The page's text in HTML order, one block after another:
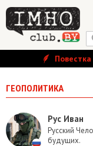
Повестка
ГЕОПОЛИТИКА
Рус Иван
Русский
будущих.